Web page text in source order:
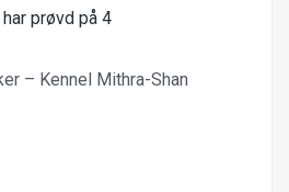
prøvd på 4
– Kennel Mithra-Shan